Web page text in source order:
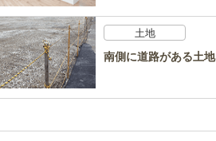
土地
南側に道路がある土地